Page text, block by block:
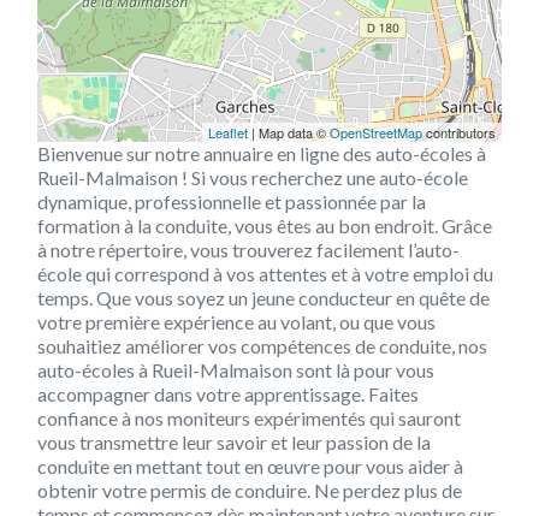
Leaflet | Map data ©OpenStreetMapcontributors
Bienvenue sur notre annuaire en ligne des auto-écoles à
Rueil-Malmaison ! Si vous recherchez une auto-école
dynamique, professionnelle et passionnée par la
formation à la conduite, vous êtes au bon endroit. Grâce
à notre répertoire, vous trouverez facilement l’auto-
école qui correspond à vos attentes et à votre emploi du
temps. Que vous soyez un jeune conducteur en quête de
votre première expérience au volant, ou que vous
souhaitiez améliorer vos compétences de conduite, nos
auto-écoles à Rueil-Malmaison sont là pour vous
accompagner dans votre apprentissage. Faites
confiance à nos moniteurs expérimentés qui sauront
vous transmettre leur savoir et leur passion de la
conduite en mettant tout en œuvre pour vous aider à
obtenir votre permis de conduire. Ne perdez plus de